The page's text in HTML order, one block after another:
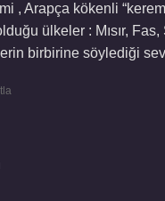
, Arapça kökenli
ülkeler : Mısır,
birbirine söylediği